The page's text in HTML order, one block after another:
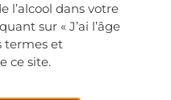
par les fermages
par an en moyenne
somme contribue à
l’alcool dans votre
sur « J’ai l’âge
termes et
ce site.